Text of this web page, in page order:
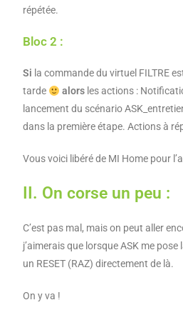
répétée.
Bloc 2 :
Si la commande du virtuel FILTRE
tarde
alors les actions :
lancement du scénario
dans la première étape. Actions à
Vous voici libéré de MI Home pour
II. On corse un peu :
C’est pas mal, mais on peut aller
j’aimerais que lorsque ASK me
un RESET (RAZ) directement de là.
On y va !